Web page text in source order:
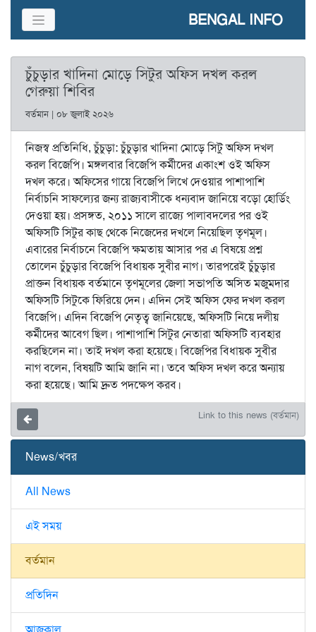
BENGAL INFO
চুঁচুড়ার খাদিনা মোড়ে সিটুর অফিস দখল করল
গেরুয়া শিবির
বর্তমান | ০৮ জুলাই ২০২৬
নিজস্ব প্রতিনিধি, চুঁচুড়া: চুঁচুড়ার খাদিনা মোড়ে সিটু অফিস দখল
করল বিজেপি। মঙ্গলবার বিজেপি কর্মীদের একাংশ ওই অফিস
দখল করে। অফিসের গায়ে বিজেপি লিখে দেওয়ার পাশাপাশি
নির্বাচনি সাফল্যের জন্য রাজ্যবাসীকে ধন্যবাদ জানিয়ে বড়ো হোর্ডিং
দেওয়া হয়। প্রসঙ্গত, ২০১১ সালে রাজ্যে পালাবদলের পর ওই
অফিসটি সিটুর কাছ থেকে নিজেদের দখলে নিয়েছিল তৃণমূল।
এবারের নির্বাচনে বিজেপি ক্ষমতায় আসার পর এ বিষয়ে প্রশ্ন
তোলেন চুঁচুড়ার বিজেপি বিধায়ক সুবীর নাগ। তারপরেই চুঁচুড়ার
প্রাক্তন বিধায়ক বর্তমানে তৃণমূলের জেলা সভাপতি অসিত মজুমদার
অফিসটি সিটুকে ফিরিয়ে দেন। এদিন সেই অফিস ফের দখল করল
বিজেপি। এদিন বিজেপি নেতৃত্ব জানিয়েছে, অফিসটি নিয়ে দলীয়
কর্মীদের আবেগ ছিল। পাশাপাশি সিটুর নেতারা অফিসটি ব্যবহার
করছিলেন না। তাই দখল করা হয়েছে। বিজেপির বিধায়ক সুবীর
নাগ বলেন, বিষয়টি আমি জানি না। তবে অফিস দখল করে অন্যায়
করা হয়েছে। আমি দ্রুত পদক্ষেপ করব।
Link to this news (বর্তমান)
News/খবর
All News
এই সময়
বর্তমান
প্রতিদিন